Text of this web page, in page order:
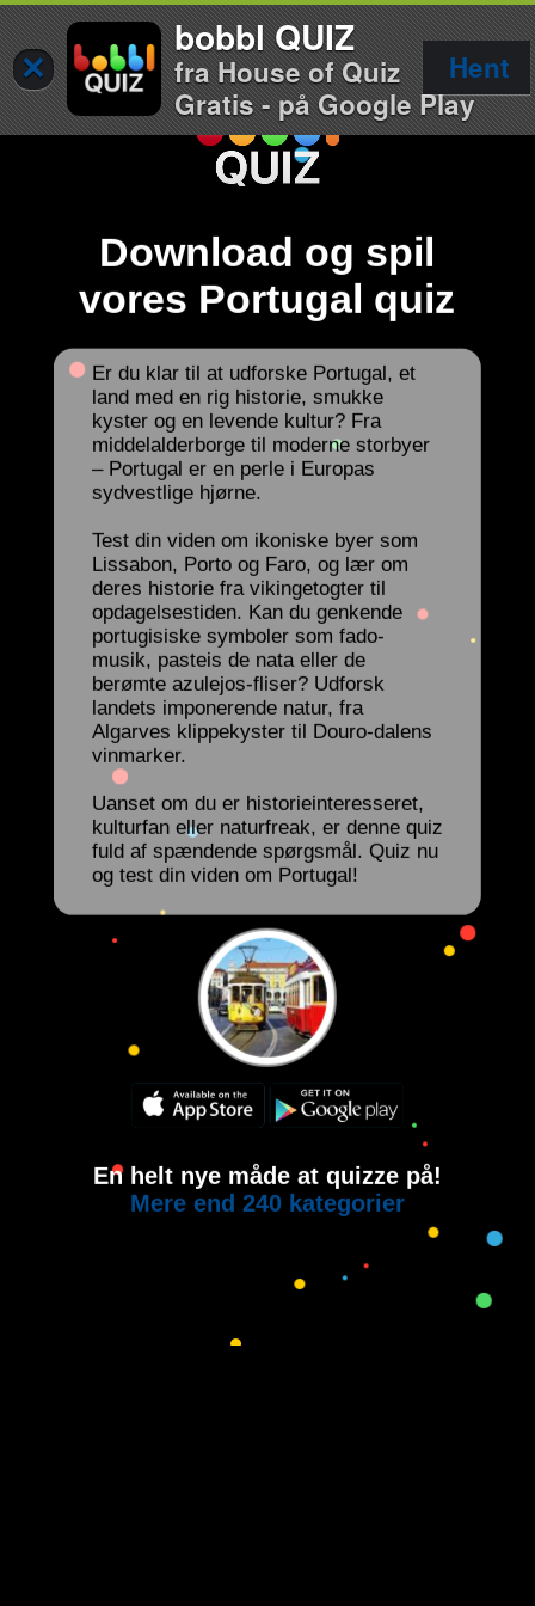
×
bobbl QUIZ
fra House of Quiz
Gratis - på Google Play
Hent
Download og spil
vores Portugal quiz
Er du klar til at udforske Portugal, et
land med en rig historie, smukke
kyster og en levende kultur? Fra
middelalderborge til moderne storbyer
– Portugal er en perle i Europas
sydvestlige hjørne.
Test din viden om ikoniske byer som
Lissabon, Porto og Faro, og lær om
deres historie fra vikingetogter til
opdagelsestiden. Kan du genkende
portugisiske symboler som fado-
musik, pasteis de nata eller de
berømte azulejos-fliser? Udforsk
landets imponerende natur, fra
Algarves klippekyster til Douro-dalens
vinmarker.
Uanset om du er historieinteresseret,
kulturfan eller naturfreak, er denne quiz
fuld af spændende spørgsmål. Quiz nu
og test din viden om Portugal!
En helt nye måde at quizze på!
Mere end 240 kategorier